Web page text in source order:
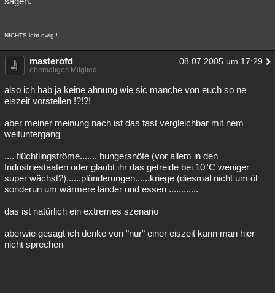
NICHTS lebt ewig !
masterofd 08.07.2005 um 17:29
ehemaliges Mitglied
also ich hab ja keine ahnung wie sic manche von euch so ne
eiszeit vorstellen !?!?!
aber meiner meinung nach ist das fast vergleichbar mit nem
weltuntergang
.... flüchtlingströme....... hungersnöte (vor allem in den
Industriestaaten oder glaubt ihr das getreide bei 10°C weniger
super wächst?)......plünderungen......kriege (diesmal nicht um öl
sonderun um wärmere länder und essen ............
das ist natürlich ein extremes szenario
aberwie gesagt ich denke von "nur" einer eiszeit kann man hier
nicht sprechen